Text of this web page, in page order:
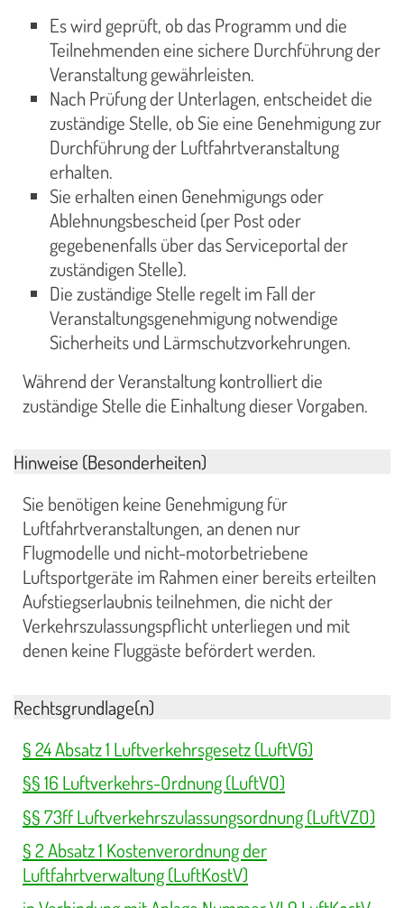
Es wird geprüft, ob das Programm und die
Teilnehmenden eine sichere Durchführung der
Veranstaltung gewährleisten.
Nach Prüfung der Unterlagen, entscheidet die
zuständige Stelle, ob Sie eine Genehmigung zur
Durchführung der Luftfahrtveranstaltung
erhalten.
Sie erhalten einen Genehmigungs oder
Ablehnungsbescheid (per Post oder
gegebenenfalls über das Serviceportal der
zuständigen Stelle).
Die zuständige Stelle regelt im Fall der
Veranstaltungsgenehmigung notwendige
Sicherheits und Lärmschutzvorkehrungen.
Während der Veranstaltung kontrolliert die
zuständige Stelle die Einhaltung dieser Vorgaben.
Hinweise (Besonderheiten)
Sie benötigen keine Genehmigung für
Luftfahrtveranstaltungen, an denen nur
Flugmodelle und nicht-motorbetriebene
Luftsportgeräte im Rahmen einer bereits erteilten
Aufstiegserlaubnis teilnehmen, die nicht der
Verkehrszulassungspflicht unterliegen und mit
denen keine Fluggäste befördert werden.
Rechtsgrundlage(n)
§ 24 Absatz 1 Luftverkehrsgesetz (LuftVG)
§§ 16 Luftverkehrs-Ordnung (LuftVO)
§§ 73ff Luftverkehrszulassungsordnung (LuftVZO)
§ 2 Absatz 1 Kostenverordnung der
Luftfahrtverwaltung (LuftKostV)